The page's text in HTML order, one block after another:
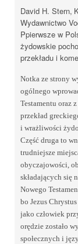
David H. Stern,
Wydawnictwo
Ppierwsze w
żydowskie
przekładu i
Notka ze strony
ogólnego
Testamentu oraz
przekład
i wrażliwości
Część druga to
trudniejsze
obyczajowości,
składających się
Nowego
bo Jezus
jako człowiek
orędzie zostało
społecznych i